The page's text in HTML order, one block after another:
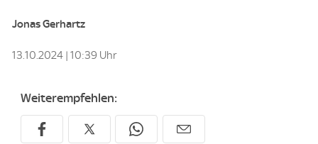
Jonas Gerhartz
13.10.2024 | 10:39 Uhr
Weiterempfehlen: